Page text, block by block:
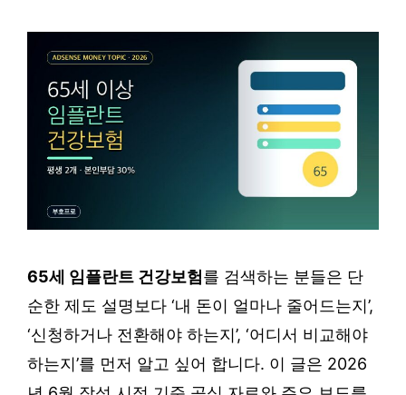
65세 임플란트 건강보험를 검색하는 분들은 단
순한 제도 설명보다 ‘내 돈이 얼마나 줄어드는지’,
‘신청하거나 전환해야 하는지’, ‘어디서 비교해야
하는지’를 먼저 알고 싶어 합니다. 이 글은 2026